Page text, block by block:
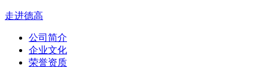
走进德高
公司简介
企业文化
荣誉资质